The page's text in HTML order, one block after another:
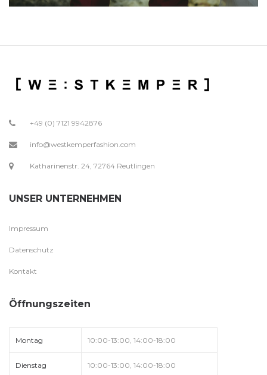
+49 (0) 7121 9942876
info@westkemperfashion.com
Katharinenstr. 24, 72764 Reutlingen
UNSER UNTERNEHMEN
Impressum
Datenschutz
Kontakt
Öffnungszeiten
Montag 10:00-13:00, 14:00-18:00
Dienstag 10:00-13:00, 14:00-18:00